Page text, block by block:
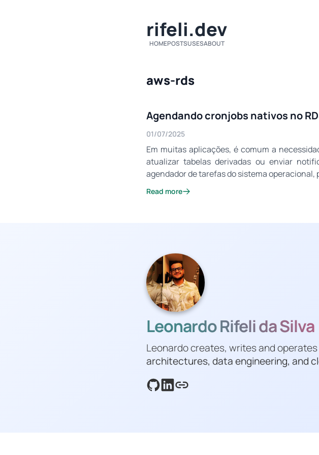
rifeli.dev
HOMEPOSTSUSESABOUT
aws-rds
Agendando cronjobs nativos no
01/07/2025
Em muitas aplicações, é comum a
atualizar tabelas derivadas ou enviar
agendador de tarefas do sistema
Read more
Leonardo Rifeli da Silva
Leonardo creates, writes and
architectures, data engineering, and